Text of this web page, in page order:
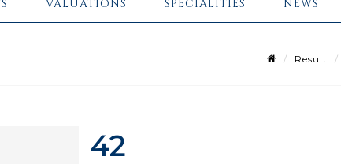
VALUATIONS SPECIALITIES NEWS
Result
42